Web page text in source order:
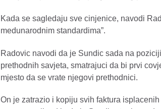
Kada se sagledaju sve cinjenice, navodi
medunarodnim standardima”.
Radovic navodi da je Sundic sada na
prethodnih savjeta, smatrajuci da bi prvi
mjesto da se vrate njegovi prethodnici.
On je zatrazio i kopiju svih faktura